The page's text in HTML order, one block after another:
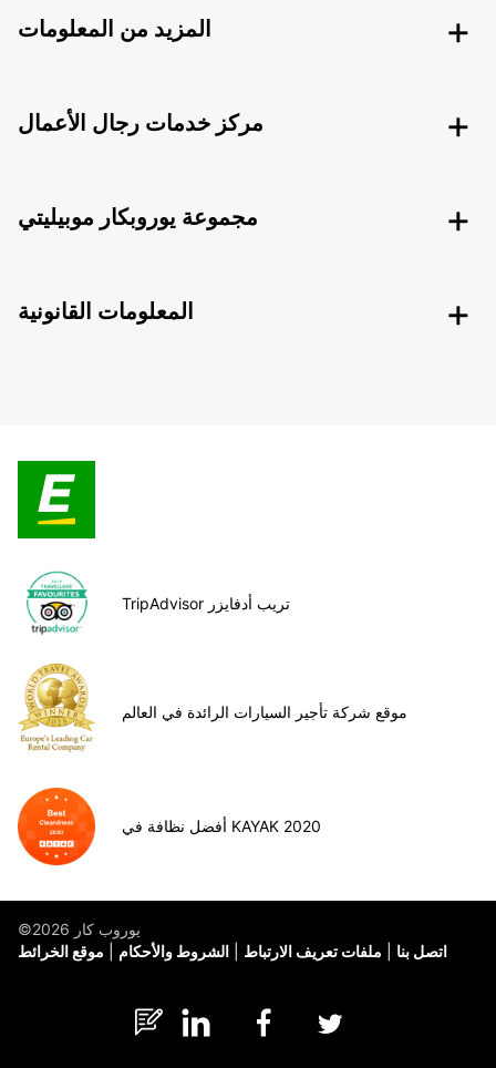
المزيد من المعلومات
مركز خدمات رجال الأعمال
مجموعة يوروبكار موبيليتي
المعلومات القانونية
TripAdvisor تريب أدفايزر
موقع شركة تأجير السيارات الرائدة في العالم
أفضل نظافة في KAYAK 2020
©يوروب كار 2026
موقع الخرائط
الشروط والأحكام ملفات تعريف الارتباط اتصل بنا